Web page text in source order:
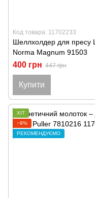
Код товара: 11702233
Шеллхолдер для пресу
Norma Magnum 91503
400 грн 447 грн
Купити
ХІТ
−9%
РЕКОМЕНДУЄМО